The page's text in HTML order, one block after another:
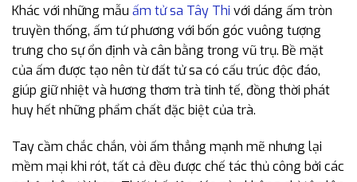
Khác với những mẫu ấm tử sa Tây Thi với dáng ấm tròn
truyền thống, ấm tứ phương với bốn góc vuông tượng
trưng cho sự ổn định và cân bằng trong vũ trụ. Bề mặt
của ấm được tạo nên từ đất tử sa có cấu trúc độc đáo,
giúp giữ nhiệt và hương thơm trà tinh tế, đồng thời phát
huy hết những phẩm chất đặc biệt của trà.
Tay cầm chắc chắn, vòi ấm thẳng mạnh mẽ nhưng lại
mềm mại khi rót, tất cả đều được chế tác thủ công bởi các